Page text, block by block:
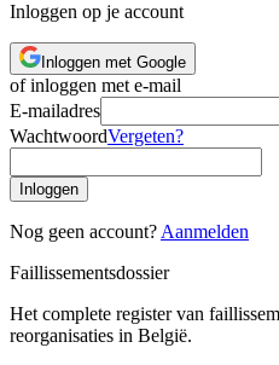
Inloggen op je account
Inloggen met Google
of inloggen met e-mail
E-mailadres
WachtwoordVergeten?
Inloggen
Nog geen account? Aanmelden
Faillissementsdossier
Het complete register van
reorganisaties in België.